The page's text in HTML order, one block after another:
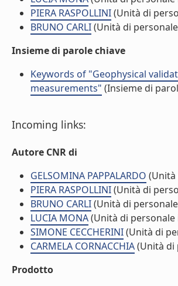
PIERA RASPOLLINI(Unità di
BRUNO CARLI(Unità di
Insieme di parole chiave
Keywords of "Geophysical
measurements" (Insieme di
Incoming links:
Autore CNR di
GELSOMINA PAPPALARDO
PIERA RASPOLLINI(Unità di
BRUNO CARLI(Unità di
LUCIA MONA(Unità di
SIMONE CECCHERINI(Unità di
CARMELA CORNACCHIA(Unità di
Prodotto